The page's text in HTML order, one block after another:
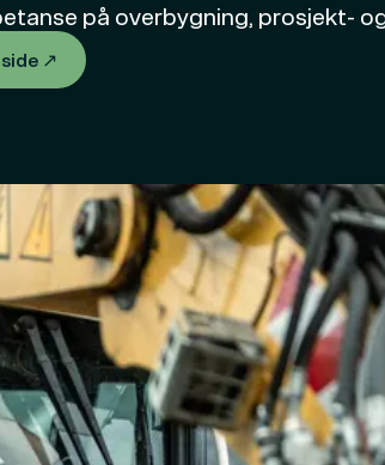
på overbygning, prosjekt-
↗